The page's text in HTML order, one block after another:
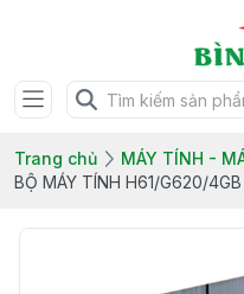
Trang chủ
MÁY TÍNH -
BỘ MÁY TÍNH H61/G620/